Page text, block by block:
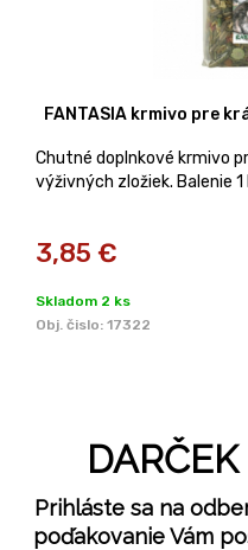
FANTASIA krmivo pre
Chutné doplnkové krmivo
výživných zložiek. Balenie 1
3,85 €
Skladom 2 ks
Obj. čislo: 17322
Prihláste sa na
poďakovanie Vám